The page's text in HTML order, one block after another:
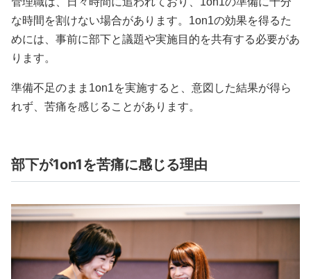
な時間を割けない場合があります。1on1の効果を得るた
めには、事前に部下と議題や実施目的を共有する必要があ
ります。
準備不足のまま1on1を実施すると、意図した結果が得ら
れず、苦痛を感じることがあります。
部下が1on1を苦痛に感じる理由